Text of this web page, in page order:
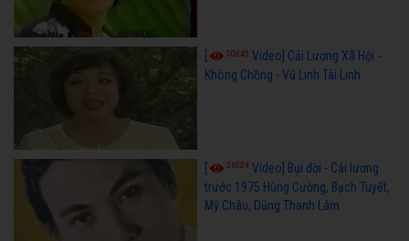
50845 Video] Cải Lương Xã Hội -
Không Chồng - Vũ Linh Tài Linh
36024 Video] Bụi đời - Cải lương
trước 1975 Hùng Cường, Bạch Tuyết,
Mỹ Châu, Dũng Thanh Lâm